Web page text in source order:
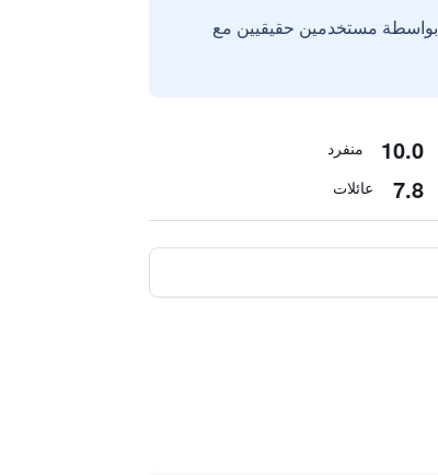
بواسطة مستخدمين حقيقيين مع
10.0 منفرد
7.8 عائلات